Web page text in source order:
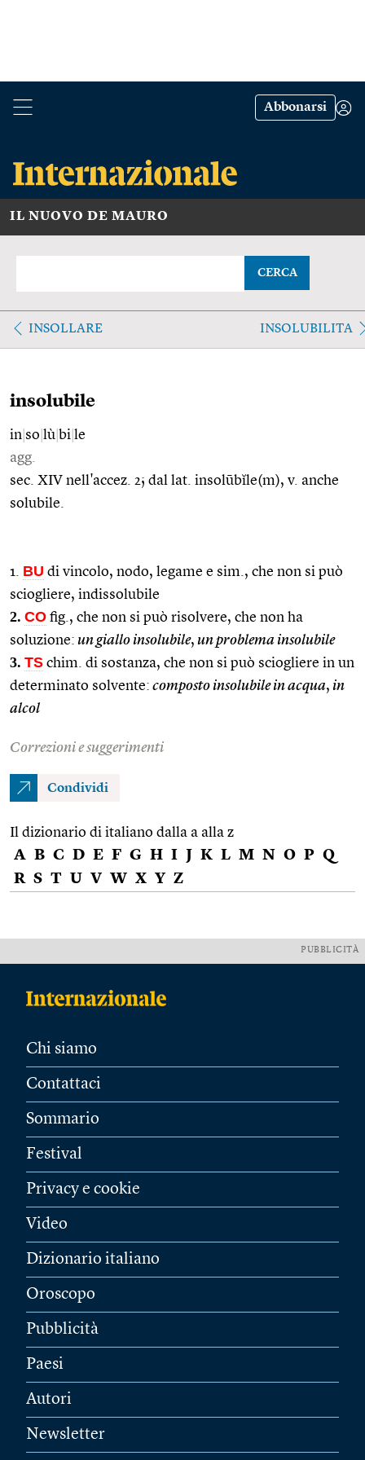
Abbonarsi
IL NUOVO DE MAURO
CERCA
INSOLLARE INSOLUBILITA
insolubile
in so lù bi le
agg.
sec. XIV nell'accez. 2; dal lat. insolūbĭle(m), v. anche
solubile.
1. BU di vincolo, nodo, legame e sim., che non si può
sciogliere, indissolubile
2. CO fig., che non si può risolvere, che non ha
soluzione: un giallo insolubile, un problema insolubile
3. TS chim. di sostanza, che non si può sciogliere in un
determinato solvente: composto insolubile in acqua, in
alcol
Correzioni e suggerimenti
Condividi
Il dizionario di italiano dalla a alla z
A B C D E F G H I J K L M N O P Q
R S T U V W X Y Z
PUBBLICITÀ
Chi siamo
Contattaci
Sommario
Festival
Privacy e cookie
Video
Dizionario italiano
Oroscopo
Pubblicità
Paesi
Autori
Newsletter